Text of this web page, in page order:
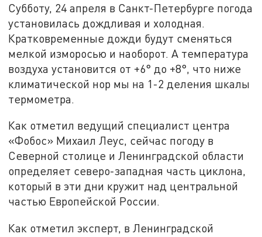
Субботу, 24 апреля в Санкт-Петербурге погода
установилась дождливая и холодная.
Кратковременные дожди будут сменяться
мелкой изморосью и наоборот. А температура
воздуха установится от +6° до +8°, что ниже
климатической нор мы на 1-2 деления шкалы
термометра.
Как отметил ведущий специалист центра
«Фобос» Михаил Леус, сейчас погоду в
Северной столице и Ленинградской области
определяет северо-западная часть циклона,
который в эти дни кружит над центральной
частью Европейской России.
Как отметил эксперт, в Ленинградской